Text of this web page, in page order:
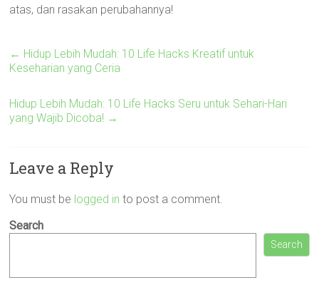
atas, dan rasakan perubahannya!
← Hidup Lebih Mudah: 10 Life Hacks Kreatif untuk
Keseharian yang Ceria
Hidup Lebih Mudah: 10 Life Hacks Seru untuk Sehari-Hari
yang Wajib Dicoba! →
Leave a Reply
You must be logged in to post a comment.
Search
Search